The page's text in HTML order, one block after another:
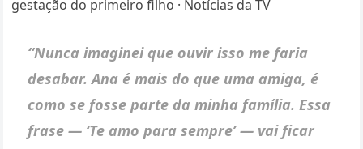
“Nunca imaginei que ouvir isso me faria
desabar. Ana é mais do que uma amiga, é
como se fosse parte da minha família. Essa
frase — ‘Te amo para sempre’— vai ficar